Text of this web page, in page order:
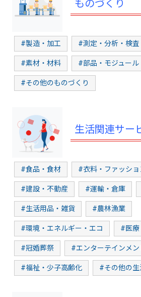
ものづくり
#製造・加工 #測定・分析・検査
#素材・材料 #部品・モジュール
#その他のものづくり
生活関連サー
#食品・食材 #衣料・ファッショ
#建設・不動産 #運輸・倉庫
#生活用品・雑貨 #農林漁業
#環境・エネルギー・エコ #医療
#冠婚葬祭 #エンターテインメン
#福祉・少子高齢化 #その他の生